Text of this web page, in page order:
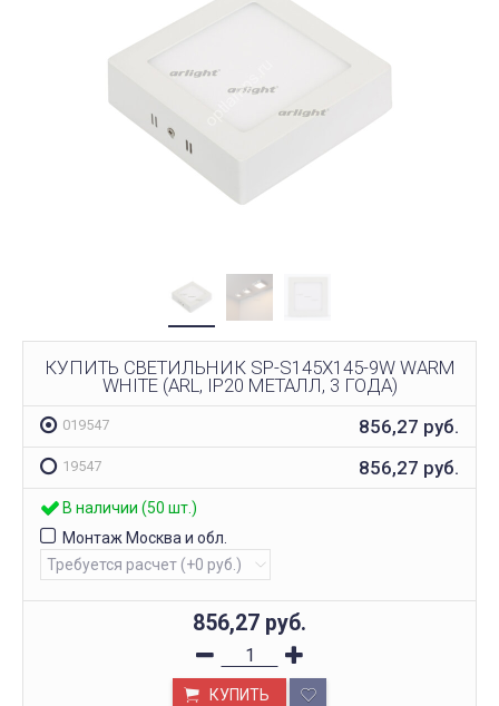
КУПИТЬ СВЕТИЛЬНИК SP-S145X145-9W WARM
WHITE (ARL, IP20 МЕТАЛЛ, 3 ГОДА)
019547 856,27 руб.
19547 856,27 руб.
В наличии (50 шт.)
Монтаж Москва и обл.
856,27 руб.
КУПИТЬ